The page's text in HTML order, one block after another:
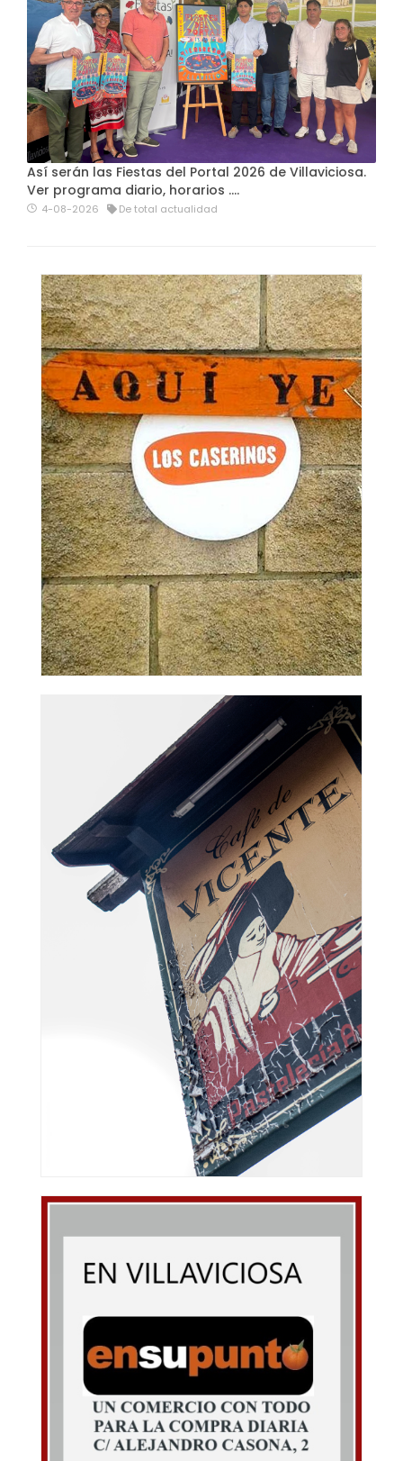
Así serán las Fiestas del Portal 2026 de Villaviciosa.
Ver programa diario, horarios ….
4-08-2026 De total actualidad